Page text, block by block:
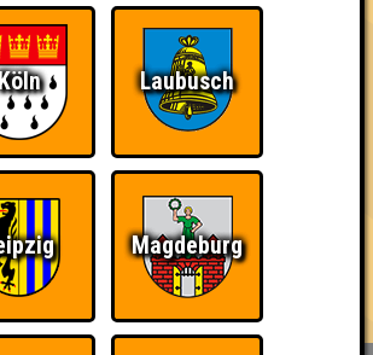
hast, auch mal ein Quiz zu hosten, dann
bei uns - wir sind immer auf der Suche nach
🥰
Str. 57, 04229 Leipzig
Kategorien
Laubusch
Magdeburg